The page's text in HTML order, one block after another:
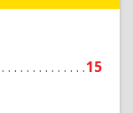
15
Подробнее